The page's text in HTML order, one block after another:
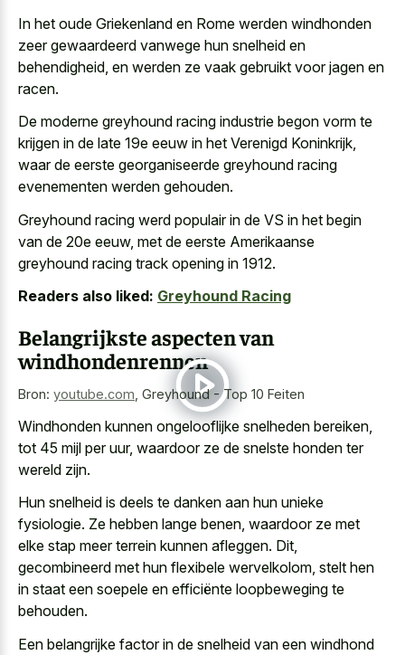
In het oude Griekenland en Rome werden windhonden
zeer gewaardeerd vanwege hun snelheid en
behendigheid, en werden ze vaak gebruikt voor jagen en
racen.
De moderne greyhound racing industrie begon vorm te
krijgen in de late 19e eeuw in het Verenigd Koninkrijk,
waar de eerste georganiseerde greyhound racing
evenementen werden gehouden.
Greyhound racing werd populair in de VS in het begin
van de 20e eeuw, met de eerste Amerikaanse
greyhound racing track opening in 1912.
Readers also liked: Greyhound Racing
Belangrijkste aspecten van
windhondenrennen
Bron: youtube.com Greyhound - Top 10 Feiten
Windhonden kunnen ongelooflijke snelheden bereiken,
tot 45 mijl per uur, waardoor ze de snelste honden ter
wereld zijn.
Hun snelheid is deels te danken aan hun unieke
fysiologie. Ze hebben lange benen, waardoor ze met
elke stap meer terrein kunnen afleggen. Dit,
gecombineerd met hun flexibele wervelkolom, stelt hen
in staat een soepele en efficiënte loopbeweging te
behouden.
Een belangrijke factor in de snelheid van een windhond